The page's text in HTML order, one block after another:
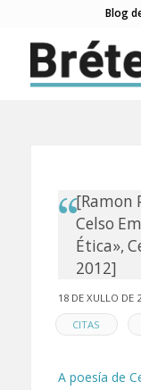
Blog
[Ramon
Celso
Ética»,
2012]
18 DE XULLO DE
EN
CITAS ,
A poesía de